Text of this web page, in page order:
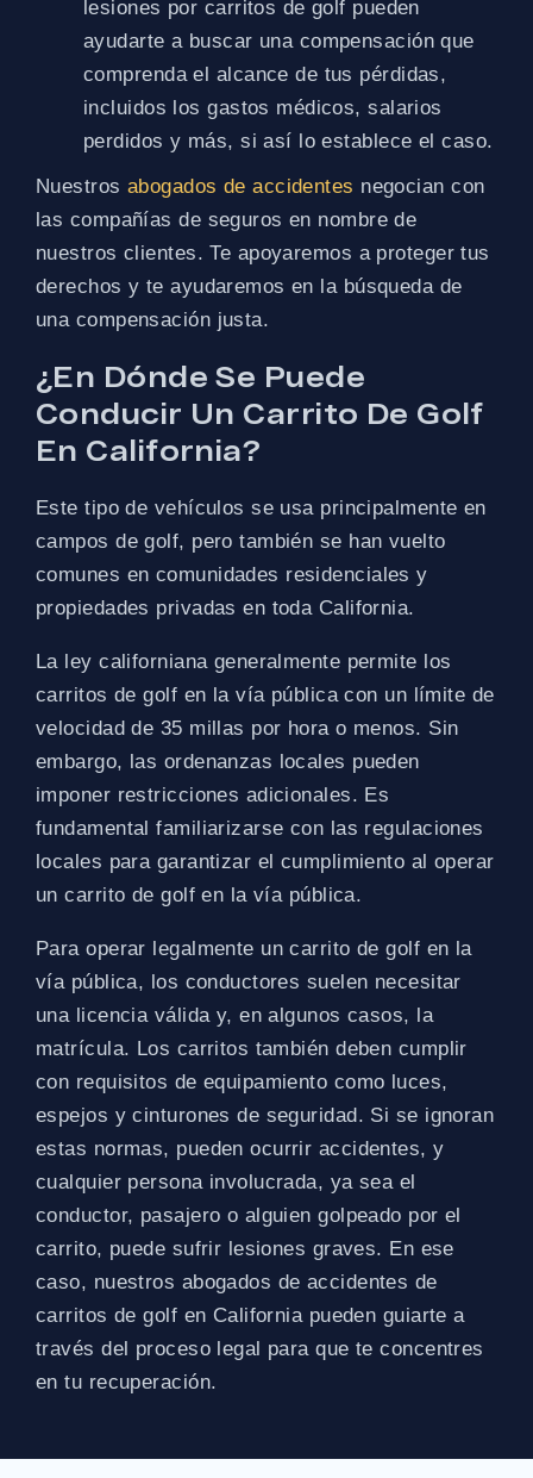
lesiones por carritos de golf pueden
ayudarte a buscar una compensación que
comprenda el alcance de tus pérdidas,
incluidos los gastos médicos, salarios
perdidos y más, si así lo establece el caso.
Nuestros abogados de accidentes negocian con
las compañías de seguros en nombre de
nuestros clientes. Te apoyaremos a proteger tus
derechos y te ayudaremos en la búsqueda de
una compensación justa.
¿En Dónde Se Puede
Conducir Un Carrito De Golf
En California?
Este tipo de vehículos se usa principalmente en
campos de golf, pero también se han vuelto
comunes en comunidades residenciales y
propiedades privadas en toda California.
La ley californiana generalmente permite los
carritos de golf en la vía pública con un límite de
velocidad de 35 millas por hora o menos. Sin
embargo, las ordenanzas locales pueden
imponer restricciones adicionales. Es
fundamental familiarizarse con las regulaciones
locales para garantizar el cumplimiento al operar
un carrito de golf en la vía pública.
Para operar legalmente un carrito de golf en la
vía pública, los conductores suelen necesitar
una licencia válida y, en algunos casos, la
matrícula. Los carritos también deben cumplir
con requisitos de equipamiento como luces,
espejos y cinturones de seguridad. Si se ignoran
estas normas, pueden ocurrir accidentes, y
cualquier persona involucrada, ya sea el
conductor, pasajero o alguien golpeado por el
carrito, puede sufrir lesiones graves. En ese
caso, nuestros abogados de accidentes de
carritos de golf en California pueden guiarte a
través del proceso legal para que te concentres
en tu recuperación.